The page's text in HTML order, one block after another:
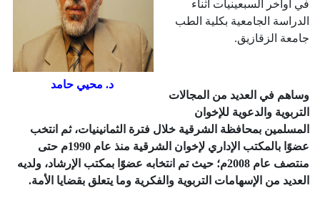
د. محيي حامد
في أواخر السبعينيات أثناء
الدراسة الجامعية بكلية الطب
جامعة الزقازيق.
وساهم في العديد من المجالات
التربوية والدعوية للإخوان
المسلمين بمحافظة الشرقية خلال فترة الثمانينيات، ثم انتخب
عضوًا بالمكتب الإداري لإخوان الشرقية منذ عام 1990م حتى
منتصف عام 2008م؛ حيث تم انتخابه عضوًا بمكتب الإرشاد، ولديه
العديد من الإسهامات التربوية والفكرية وما يتعلق بقضايا الأمة.